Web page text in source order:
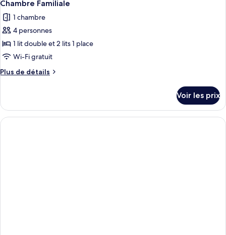
jumeaux
Chambre
Deluxe
lits
jumeaux
toutes
les
photos
pour
ce
type
de
Chambre
Familiale
Chambre Familiale
1 chambre
4 personnes
1 lit double et 2 lits 1 place
Wi-Fi gratuit
Plus de détails
Plus
le
type
de
Voir les prix